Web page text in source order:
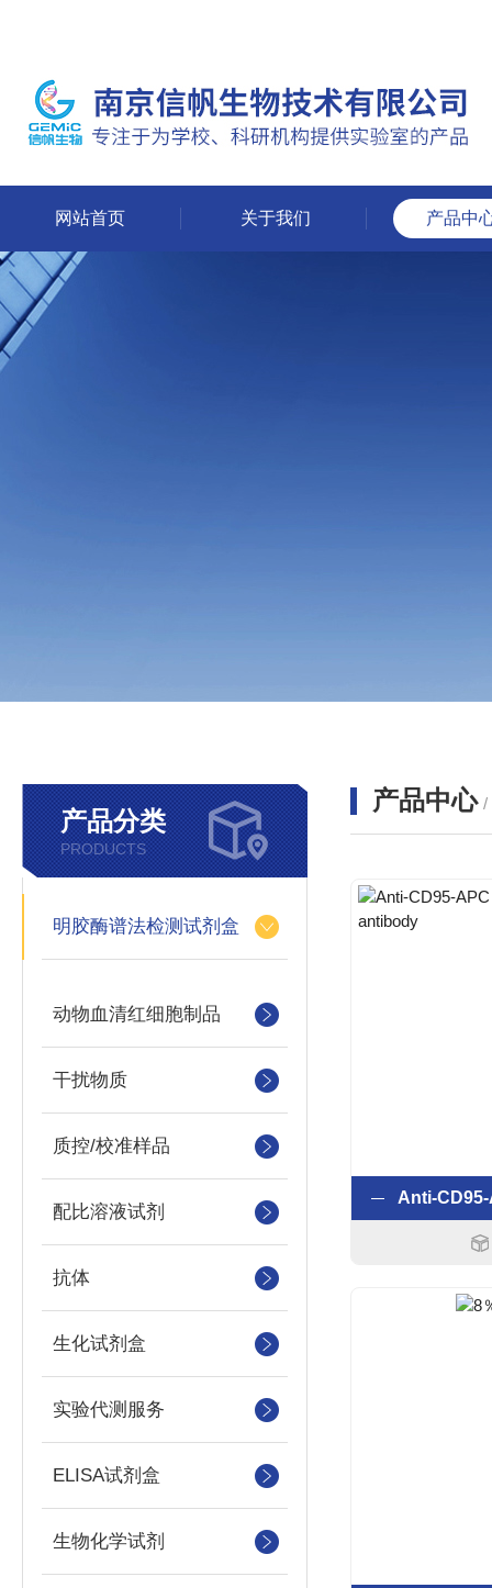
网站首页 关于我们 产品中
产品分类
PRODUCTS
明胶酶谱法检测试剂盒
动物血清红细胞制品
干扰物质
质控/校准样品
配比溶液试剂
抗体
生化试剂盒
实验代测服务
ELISA试剂盒
生物化学试剂
产品中心 /